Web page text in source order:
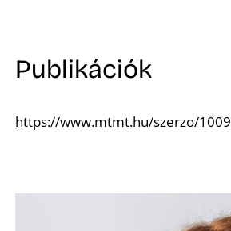
Publikációk
https://www.mtmt.hu/szerzo/